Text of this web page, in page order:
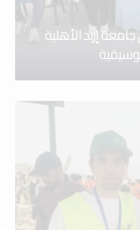
إربد الأهلية